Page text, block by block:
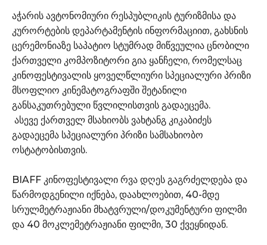
აჭარის ავტონომიური რესპუბლიკის ტურიზმისა და
კურორტების დეპარტამენტის ინფორმაციით, გახსნის
ცერემონიაზე საპატიო სტუმრად მიწვეულია ცნობილი
ქართველი კომპოზიტორი გია ყანჩელი, რომელსაც
კინოფესტივალის ყოველწლიური სპეციალური პრიზი
მსოფლიო კინემატოგრაფში შეტანილი
განსაკუთრებული წვლილისთვის გადაეცემა.
ასევე ქართველ მსახიობს ვახტანგ კიკაბიძეს
გადაეცემა სპეციალური პრიზი სამსახიობო
ოსტატობისთვის.
BIAFF კინოფესტივალი რვა დღეს გაგრძელდება და
წარმოდგენილი იქნება, დაახლოებით, 40-მდე
სრულმეტრაჟიანი მხატვრული/დოკუმენტური ფილმი
და 40 მოკლემეტრაჟიანი ფილმი, 30 ქვეყნიდან.